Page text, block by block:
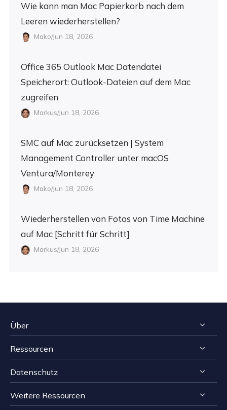
Wie kann man Mac Papierkorb nach dem
Leeren wiederherstellen?
Mako/Jun 18, 2026
Office 365 Outlook Mac Datendatei
Speicherort: Outlook-Dateien auf dem Mac
zugreifen
Markus/Jun 18, 2026
SMC auf Mac zurücksetzen | System
Management Controller unter macOS
Ventura/Monterey
Mako/Jun 18, 2026
Wiederherstellen von Fotos von Time Machine
auf Mac [Schritt für Schritt]
Markus/Jun 18, 2026
Über
Impressum
Reviews & Awards
Kontakt EaseUS
Ressourcen
Tipps zur Windows Datenrettung
Tipps zur Mac Datenrettung
Datenschutz
Deinstallieren
Weitere Ressourcen